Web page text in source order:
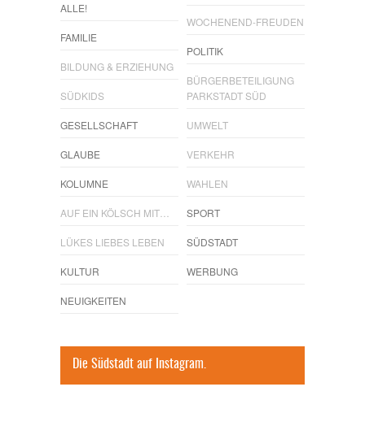
ALLE!
FAMILIE
BILDUNG & ERZIEHUNG
SÜDKIDS
GESELLSCHAFT
GLAUBE
KOLUMNE
AUF EIN KÖLSCH MIT…
LÜKES LIEBES LEBEN
KULTUR
NEUIGKEITEN
WOCHENEND-FREUDEN
POLITIK
BÜRGERBETEILIGUNG
PARKSTADT SÜD
UMWELT
VERKEHR
WAHLEN
SPORT
SÜDSTADT
WERBUNG
Die Südstadt auf Instagram.